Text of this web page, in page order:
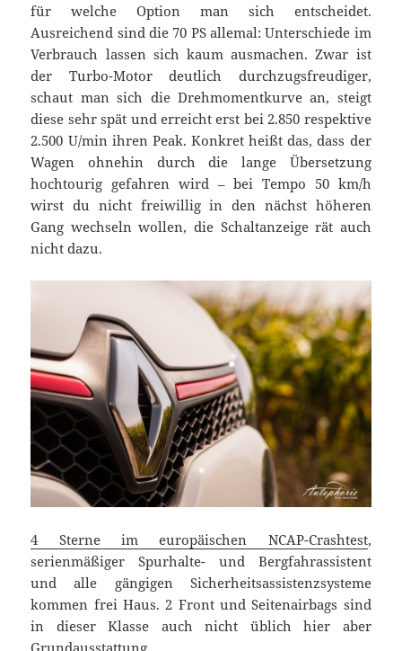
für welche Option man sich entscheidet.
Ausreichend sind die 70 PS allemal: Unterschiede im
Verbrauch lassen sich kaum ausmachen. Zwar ist
der Turbo-Motor deutlich durchzugsfreudiger,
schaut man sich die Drehmomentkurve an, steigt
diese sehr spät und erreicht erst bei 2.850 respektive
2.500 U/min ihren Peak. Konkret heißt das, dass der
Wagen ohnehin durch die lange Übersetzung
hochtourig gefahren wird – bei Tempo 50 km/h
wirst du nicht freiwillig in den nächst höheren
Gang wechseln wollen, die Schaltanzeige rät auch
nicht dazu.
4 Sterne im europäischen NCAP-Crashtest,
serienmäßiger Spurhalte- und Bergfahrassistent
und alle gängigen Sicherheitsassistenzsysteme
kommen frei Haus. 2 Front und Seitenairbags sind
in dieser Klasse auch nicht üblich hier aber
Grundausstattung.